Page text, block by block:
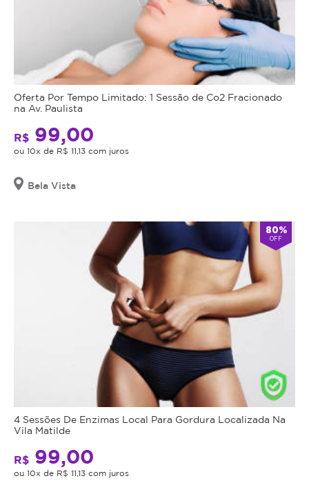
Oferta Por Tempo Limitado: 1 Sessão de Co2 Fracionado
na Av. Paulista
R$ 99,00
ou 10x de R$ 11,13 com juros
Bela Vista
80%
OFF
4 Sessões De Enzimas Local Para Gordura Localizada Na
Vila Matilde
R$ 99,00
ou 10x de R$ 11,13 com juros